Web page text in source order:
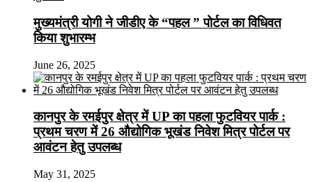
मुख्यमंत्री योगी ने जीडीए के “पहल ” पोर्टल का विधिवत
किया शुभारम्भ
June 26, 2025
कानपुर के रमईपुर क्षेत्र में UP का पहला फुटवियर पार्क :
प्रथम चरण में 26 औद्योगिक भूखंड निवेश मित्र पोर्टल पर
आवंटन हेतु उपलब्ध
May 31, 2025